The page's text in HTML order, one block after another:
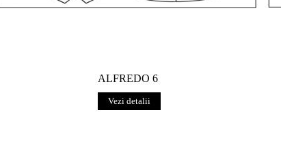
ALFREDO 6
Vezi detalii